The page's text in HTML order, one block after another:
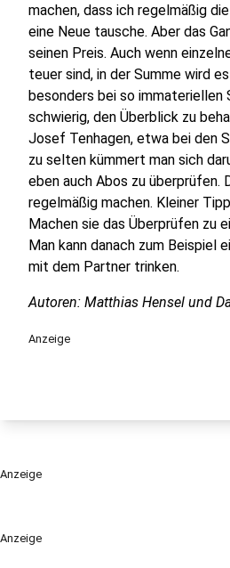
Anzeige
machen, dass ich regelmäßig
eine Neue tausche. Aber das
seinen Preis. Auch wenn
teuer sind, in der Summe wird
besonders bei so immateriellen
schwierig, den Überblick zu
Josef Tenhagen, etwa bei den
zu selten kümmert man sich
eben auch Abos zu überprüfen.
regelmäßig machen. Kleiner
Machen sie das Überprüfen zu
Man kann danach zum Beispiel
mit dem Partner trinken.
Autoren: Matthias Hensel und
Anzeige
Anzeige